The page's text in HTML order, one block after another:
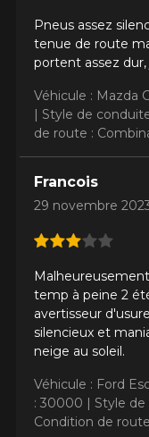
Pneus assez
tenue de route
portent assez
Véhicule : Mazda
| Style de
de route :
Francois
29 novembre
temp à peine 2
avertisseur
silencieux et
neige au soleil.
Véhicule : Ford
: 30000 | Style de
Condition de